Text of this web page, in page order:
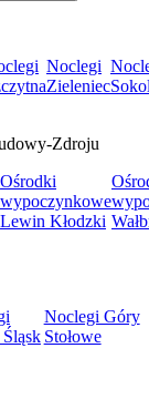
Noclegi
Zieleniec
Zdroju
Ośrodki
wypoczynkowe
Lewin Kłodzki
Noclegi Góry
Stołowe